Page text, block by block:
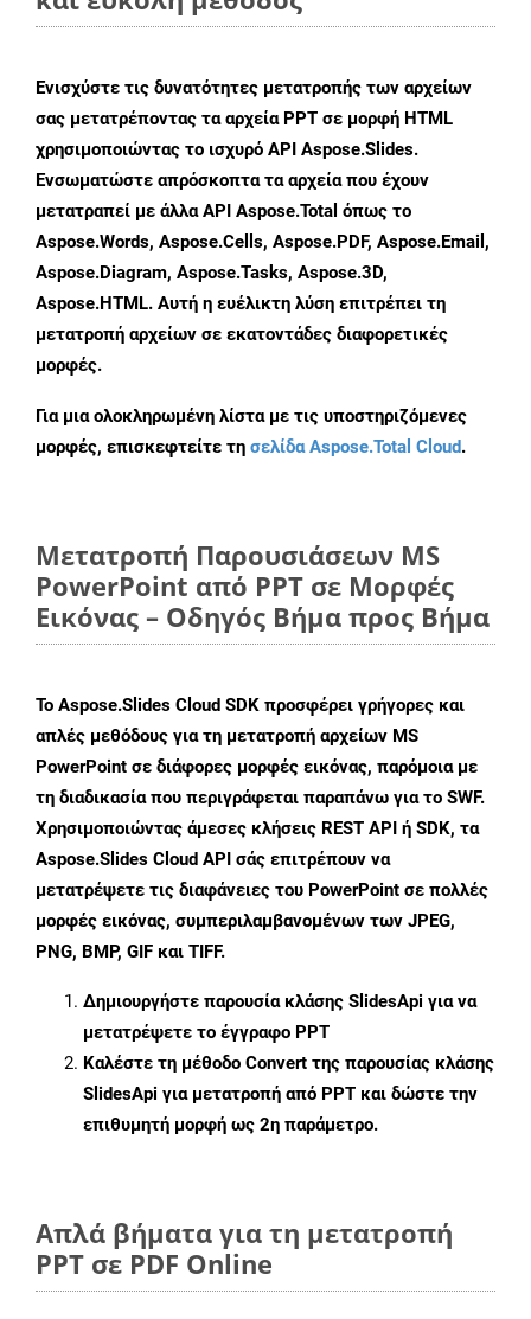
Ενισχύστε τις δυνατότητες μετατροπής των αρχείων
σας μετατρέποντας τα αρχεία PPT σε μορφή HTML
χρησιμοποιώντας το ισχυρό API Aspose.Slides.
Ενσωματώστε απρόσκοπτα τα αρχεία που έχουν
μετατραπεί με άλλα API Aspose.Total όπως το
Aspose.Words, Aspose.Cells, Aspose.PDF, Aspose.Email,
Aspose.Diagram, Aspose.Tasks, Aspose.3D,
Aspose.HTML. Αυτή η ευέλικτη λύση επιτρέπει τη
μετατροπή αρχείων σε εκατοντάδες διαφορετικές
μορφές.
Για μια ολοκληρωμένη λίστα με τις υποστηριζόμενες
μορφές, επισκεφτείτε τη σελίδα Aspose.Total Cloud.
Μετατροπή Παρουσιάσεων MS
PowerPoint από PPT σε Μορφές
Εικόνας – Οδηγός Βήμα προς Βήμα
Το Aspose.Slides Cloud SDK προσφέρει γρήγορες και
απλές μεθόδους για τη μετατροπή αρχείων MS
PowerPoint σε διάφορες μορφές εικόνας, παρόμοια με
τη διαδικασία που περιγράφεται παραπάνω για το SWF.
Χρησιμοποιώντας άμεσες κλήσεις REST API ή SDK, τα
Aspose.Slides Cloud API σάς επιτρέπουν να
μετατρέψετε τις διαφάνειες του PowerPoint σε πολλές
μορφές εικόνας, συμπεριλαμβανομένων των JPEG,
PNG, BMP, GIF και TIFF.
Δημιουργήστε παρουσία κλάσης SlidesApi για να
μετατρέψετε το έγγραφο PPT
Καλέστε τη μέθοδο Convert της παρουσίας κλάσης
SlidesApi για μετατροπή από PPT και δώστε την
επιθυμητή μορφή ως 2η παράμετρο.
Απλά βήματα για τη μετατροπή
PPT σε PDF Online